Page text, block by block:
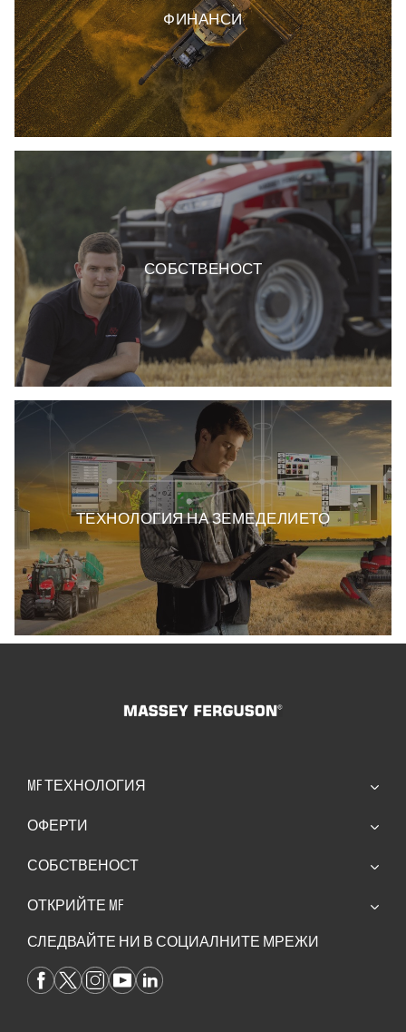
ФИНАНСИ
СОБСТВЕНОСТ
ТЕХНОЛОГИЯ НА ЗЕМЕДЕЛИЕТО
MF ТЕХНОЛОГИЯ
ОФЕРТИ
СОБСТВЕНОСТ
ОТКРИЙТЕ MF
СЛЕДВАЙТЕ НИ В СОЦИАЛНИТЕ МРЕЖИ